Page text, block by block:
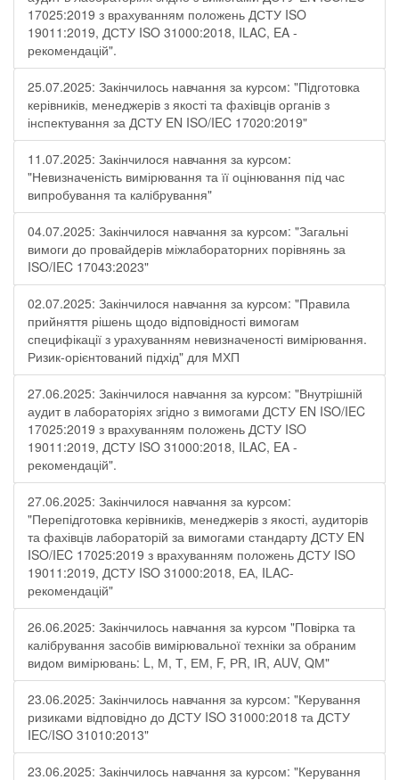
17025:2019 з врахуванням положень ДСТУ ISO
19011:2019, ДСТУ ISO 31000:2018, ILAC, EA -
рекомендацій".
25.07.2025: Закінчилось навчання за курсом: "Підготовка
керівників, менеджерів з якості та фахівців органів з
інспектування за ДСТУ EN ISO/IEC 17020:2019"
11.07.2025: Закінчилося навчання за курсом:
"Невизначеність вимірювання та її оцінювання під час
випробування та калібрування"
04.07.2025: Закінчилося навчання за курсом: "Загальні
вимоги до провайдерів міжлабораторних порівнянь за
ISO/IEC 17043:2023"
02.07.2025: Закінчилося навчання за курсом: "Правила
прийняття рішень щодо відповідності вимогам
специфікації з урахуванням невизначеності вимірювання.
Ризик-орієнтований підхід" для МХП
27.06.2025: Закінчилося навчання за курсом: "Внутрішній
аудит в лабораторіях згідно з вимогами ДСТУ EN ISO/IEC
17025:2019 з врахуванням положень ДСТУ ISO
19011:2019, ДСТУ ISO 31000:2018, ILAC, EA -
рекомендацій".
27.06.2025: Закінчилося навчання за курсом:
"Перепідготовка керівників, менеджерів з якості, аудиторів
та фахівців лабораторій за вимогами стандарту ДСТУ EN
ISO/IEC 17025:2019 з врахуванням положень ДСТУ ISO
19011:2019, ДСТУ ISO 31000:2018, ЕА, ILAC-
рекомендацій"
26.06.2025: Закінчилось навчання за курсом "Повірка та
калібрування засобів вимірювальної техніки за обраним
видом вимірювань: L, М, Т, ЕМ, F, РR, ІR, АUV, QМ"
23.06.2025: Закінчилось навчання за курсом: "Керування
ризиками відповідно до ДСТУ ISO 31000:2018 та ДСТУ
IEC/ISO 31010:2013"
23.06.2025: Закінчилось навчання за курсом: "Керування